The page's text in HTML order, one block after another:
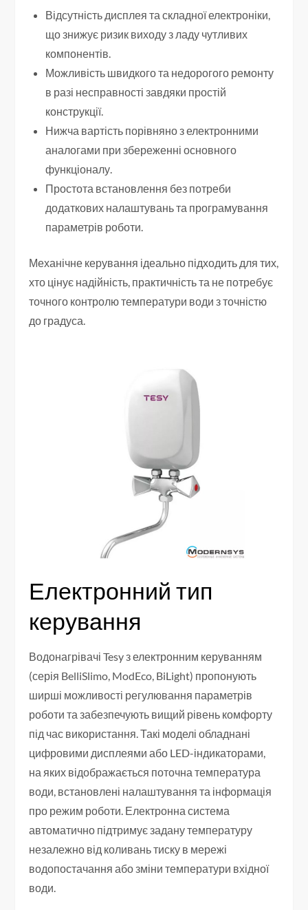
Відсутність дисплея та складної електроніки,
що знижує ризик виходу з ладу чутливих
компонентів.
Можливість швидкого та недорогого ремонту
в разі несправності завдяки простій
конструкції.
Нижча вартість порівняно з електронними
аналогами при збереженні основного
функціоналу.
Простота встановлення без потреби
додаткових налаштувань та програмування
параметрів роботи.
Механічне керування ідеально підходить для тих,
хто цінує надійність, практичність та не потребує
точного контролю температури води з точністю
до градуса.
Електронний тип
керування
Водонагрівачі Tesy з електронним керуванням
(серія BelliSlimo, ModEco, BiLight) пропонують
ширші можливості регулювання параметрів
роботи та забезпечують вищий рівень комфорту
під час використання. Такі моделі обладнані
цифровими дисплеями або LED-індикаторами,
на яких відображається поточна температура
води, встановлені налаштування та інформація
про режим роботи. Електронна система
автоматично підтримує задану температуру
незалежно від коливань тиску в мережі
водопостачання або зміни температури вхідної
води.